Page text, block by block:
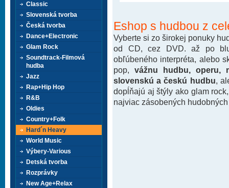
Eshop s hudbou z
Vyberte si zo širokej ponuky
od CD, cez DVD. až po
obľúbeného interpréta, alebo
pop, vážnu hudbu, operu,
slovenskú a českú hudbu ,
dopĺňajú aj štýly ako glam
najviac zásobených
Classic
Slovenská tvorba
Česká tvorba
Dance+Electronic
Glam Rock
Soundtrack-Filmová
hudba
Jazz
Rap+Hip Hop
R&B
Oldies
Country+Folk
Hard´n Heavy
World Music
Výbery-Various
Detská tvorba
Rozprávky
New Age+Relax